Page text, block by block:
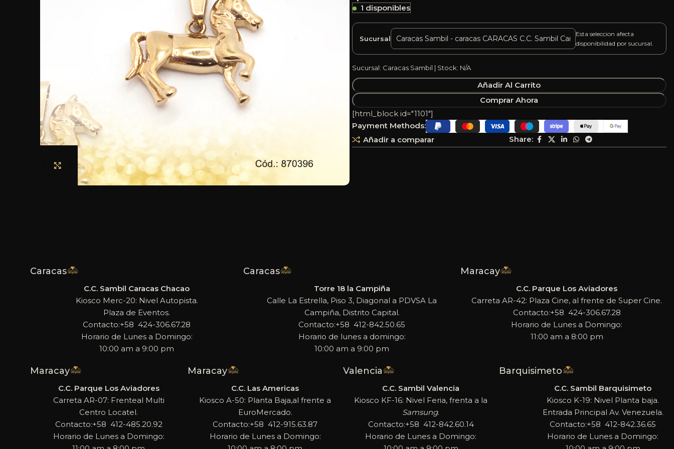
Haga clic para ampliar
1 disponibles
Sucursal
Esta seleccion afecta
disponibilidad por sucursal.
Sucursal: Caracas Sambil | Stock: N/A
Añadir Al Carrito
Comprar Ahora
Añadir a comparar Share:
[html_block id="1101"]
Payment Methods:
Caracas
C.C. Sambil Caracas Chacao
Kiosco Merc-20: Nivel Autopista.
Plaza de Eventos.
Contacto:+58 424-306.67.28
Horario de Lunes a Domingo:
10:00 am a 9:00 pm
Caracas
Torre 18 la Campiña
Calle La Estrella, Piso 3, Diagonal a PDVSA La
Campiña, Distrito Capital.
Contacto:+58 412-842.50.65
Horario de lunes a domingo:
10:00 am a 9:00 pm
Maracay
C.C. Parque Los Aviadores
Carreta AR-42: Plaza Cine, al frente de Super Cine.
Contacto:+58 424-306.67.28
Horario de Lunes a Domingo:
11:00 am a 8:00 pm
Maracay
C.C. Parque Los Aviadores
Carreta AR-07: Frenteal Multi
Centro Locatel.
Contacto:+58 412-485.20.92
Horario de Lunes a Domingo:
Maracay
C.C. Las Americas
Kiosco A-50: Planta Baja,al frente a
EuroMercado.
Contacto:+58 412-915.63.87
Horario de Lunes a Domingo:
Valencia
C.C. Sambil Valencia
Kiosco KF-16: Nivel Feria, frenta a la
Samsung.
Contacto:+58 412-842.60.14
Horario de Lunes a Domingo:
Barquisimeto
C.C. Sambil Barquisimeto
Kiosco K-19: Nivel Planta baja.
Entrada Principal Av. Venezuela.
Contacto:+58 412-842.36.65
Horario de Lunes a Domingo: